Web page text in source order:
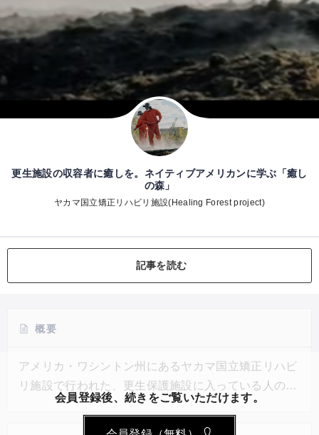
更生施設の収容者に癒しを。ネイティブアメリカンに学ぶ「癒し
の森」
ヤカマ国立矯正リハビリ施設(Healing Forest project)
記事を読む
概要
アメリカ・ワシントン州にあるヤカマ国立矯正リハビ
リ施設で行われた、更生保護施設に入っている人の精
神的な癒しにつながる森をつくろうという「Healing
会員登録後、続きをご覧いただけます。